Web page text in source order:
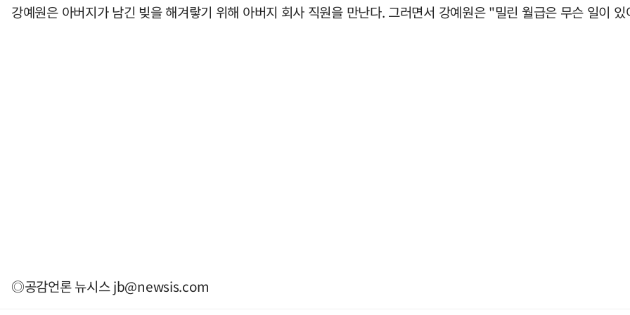
강예원은 아버지가 남긴 빚을 해겨랗기 위해 아버지 회사 직원을 만난다. 그러면서 강예원은 "밀린 월급은 무슨 일이
◎공감언론 뉴시스jb@newsis.com